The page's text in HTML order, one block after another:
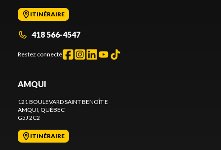
ITINÉRAIRE
418 566-4547
Restez connecté
AMQUI
121 BOULEVARD SAINT BENOÎT E
AMQUI , QUÉBEC
G5J 2C2
ITINÉRAIRE